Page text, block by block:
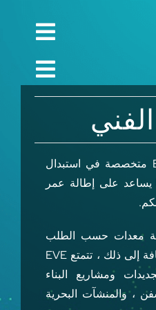
Русский
العربية
Español
中文 (中国)
Deutsch
الشركة
الجودة
تقني
مشروع
التواصل
“EVE International AS متخصصة في استبدال
يساعد على إطالة عمر
معدات حسب الطلب
وفقًا لمواصفاتكم. بالإضافة إلى ذلك ، تتمتع EVE
ومشاريع البناء
، والمنشآت البحرية